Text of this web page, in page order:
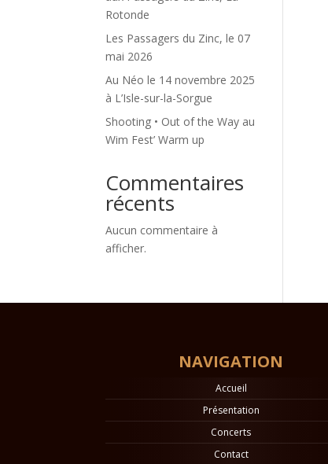
Rotonde
Les Passagers du Zinc, le 07
mai 2026
Au Néo le 14 novembre 2025
à L’Isle-sur-la-Sorgue
Shooting • Out of the Way au
Wim Fest’ Warm up
Commentaires
récents
Aucun commentaire à
afficher.
NAVIGATION
Accueil
Présentation
Concerts
Contact